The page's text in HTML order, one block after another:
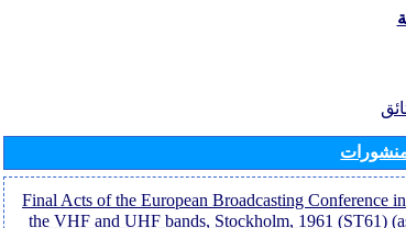
[Final Acts of the European Broadcasting Conference in
the VHF and UHF bands, Stockholm, 1961 (ST61)